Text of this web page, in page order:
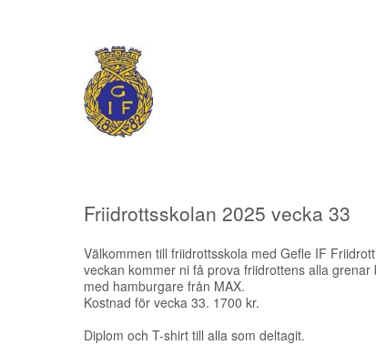
Friidrottsskolan 2025 vecka 33
Välkommen till friidrottsskola med Gefle IF
veckan kommer ni få prova friidrottens alla
med hamburgare från MAX.
Kostnad för vecka 33. 1700 kr.
Diplom och T-shirt till alla som deltagit.